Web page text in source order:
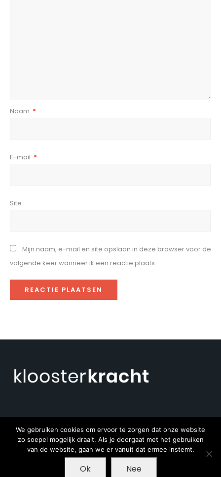
Naam *
E-mail *
Site
Mijn naam, e-mail en site opslaan in deze browser voor de
volgende keer wanneer ik een reactie plaats.
We gebruiken cookies om ervoor te zorgen dat onze website
zo soepel mogelijk draait. Als je doorgaat met het gebruiken
van de website, gaan we er vanuit dat ermee instemt.
Ok Nee